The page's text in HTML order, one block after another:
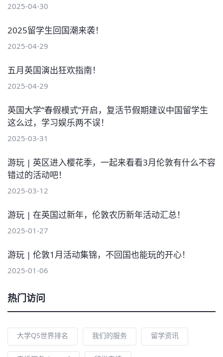
2025-04-30
2025留学生回国潮来袭！
2025-04-29
五月英国演出狂欢指南！
2025-04-29
英国大学“春假模式”开启，复活节假期建议中国留学生
这么过，学习娱乐两不误！
2025-03-31
游玩 | 英区进入樱花季，一起来看看3月伦敦有什么不容
错过的活动吧！
2025-03-12
游玩 | 在英国过新年，伦敦农历新年活动汇总！
2025-01-27
游玩 | 伦敦1月活动集锦，不回国也能玩的开心！
2025-01-06
热门访问
大学QS世界排名 我们的服务 留学资讯